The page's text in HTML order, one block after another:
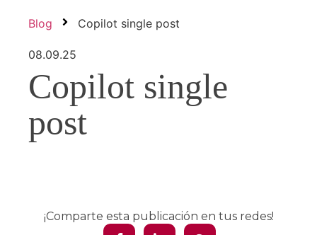
Blog Copilot single post
08.09.25
Copilot single
post
¡Comparte esta publicación en tus redes!